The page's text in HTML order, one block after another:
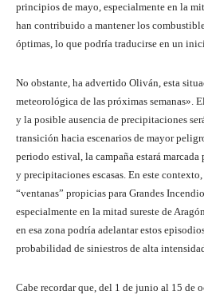
principios de mayo, especialmente en la
han contribuido a mantener los
óptimas, lo que podría traducirse en un
No obstante, ha advertido Oliván, esta
meteorológica de las próximas semanas».
y la posible ausencia de precipitaciones
transición hacia escenarios de mayor
periodo estival, la campaña estará
y precipitaciones escasas. En este
“ventanas” propicias para Grandes
especialmente en la mitad sureste de
en esa zona podría adelantar estos
probabilidad de siniestros de alta
Cabe recordar que, del 1 de junio al 15 de